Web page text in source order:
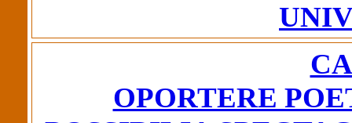
OPORTERE